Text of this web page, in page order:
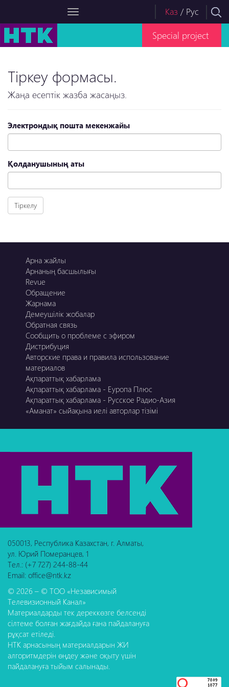
Каз / Рус
Special project
Тіркеу формасы.
Жаңа есептік жазба жасаңыз.
Электрондық пошта мекенжайы
Қолданушының аты
Арна жайлы
Арнаның басшылығы
Revue
Обращение
Жарнама
Демеушілік жобалар
Обратная связь
Сообщить о проблеме с эфиром
Дистрибуция
Авторские права и правила использование
материалов
Ақпараттық хабарлама
Ақпараттық хабарлама - Еуропа Плюс
Ақпараттық хабарлама - Русское Радио-Азия
«Аманат» сыйақына иелі авторлар тізімі
050013, Республика Казахстан, г. Алматы,
ул. Юрий Померанцев, 1
Тел.: (+7 727) 244-88-44
Email: office@ntk.kz
© 2026 – © ТОО «Независимый
Телевизионный Канал»
Материалдарды тек дереккөзге белсенді
сілтеме болған жағдайда ғана пайдалануға
рұқсат етіледі.
НТК арнасының материалдарын ЖИ
алгоритмдерін өңдеу және оқыту үшін
пайдалануға тыйым салынады.